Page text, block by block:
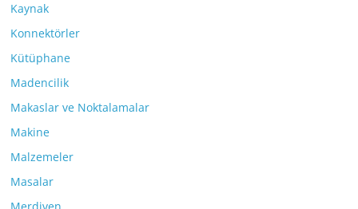
Kaynak
Konnektörler
Kütüphane
Madencilik
Makaslar ve Noktalamalar
Makine
Malzemeler
Masalar